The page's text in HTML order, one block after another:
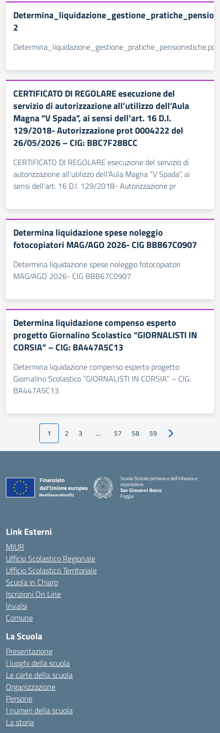
2
CERTIFICATO DI REGOLARE esecuzione del
servizio di autorizzazione all’utilizzo dell’Aula
Magna “V Spada”, ai sensi dell’art. 16 D.I.
129/2018- Autorizzazione prot 0004222 del
26/05/2026 – CIG: BBC7F28BCC
CERTIFICATO DI REGOLARE esecuzione del servizio di
autorizzazione all’utilizzo dell’Aula Magna “V Spada”, ai
sensi dell’art. 16 D.I. 129/2018- Autorizzazione pr
Determina liquidazione spese noleggio
fotocopiatori MAG/AGO 2026- CIG BBB67C0907
Determina liquidazione spese noleggio fotocopiatori
MAG/AGO 2026- CIG BBB67C0907
Determina liquidazione compenso esperto
progetto Giornalino Scolastico “GIORNALISTI IN
CORSIA” – CIG: BA447A5C13
Determina liquidazione compenso esperto progetto
Giornalino Scolastico “GIORNALISTI IN CORSIA” – CIG:
BA447A5C13
1 2 3 … 57 58 59 Pagina
Scuola Statale primaria e dell'infanzia e
ospedaliera
San Giovanni Bosco
Foggia
Link Esterni
MIUR
Ufficio Scolastico Regionale
Ufficio Scolastico Territoriale
Scuola in Chiaro
Iscrizioni On Line
Invalsi
Comune
La Scuola
Presentazione
I luoghi della scuola
Le carte della scuola
Organizzazione
Persone
I numeri della scuola
La storia